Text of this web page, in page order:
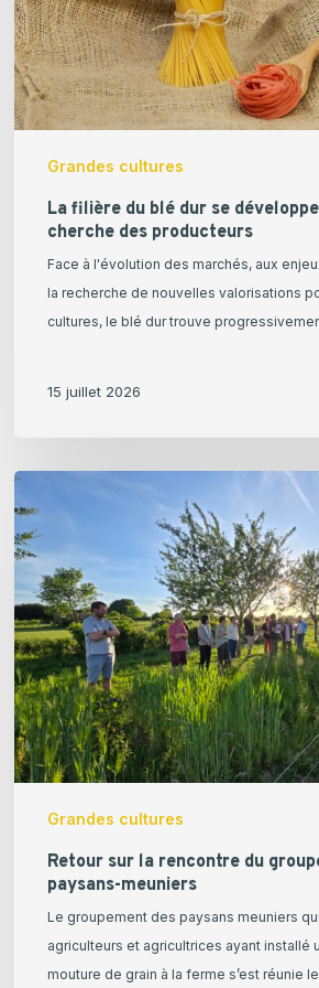
Grandes cultures
en
Wallonie
et
cherche
producteurs
La filière du blé dur se
cherche des producteurs
Face à l'évolution des marchés, aux
la recherche de nouvelles valorisations
cultures, le blé dur trouve
15 juillet 2026
Grandes cultures
Retour
sur
la
rencontre
du
groupement
paysans-
meuniers
Retour sur la rencontre du
paysans-meuniers
Le groupement des paysans meuniers
agriculteurs et agricultrices ayant installé
mouture de grain à la ferme s’est réunie